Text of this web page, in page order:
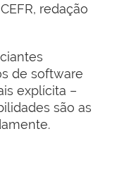
redação
de software
explícita –
são as